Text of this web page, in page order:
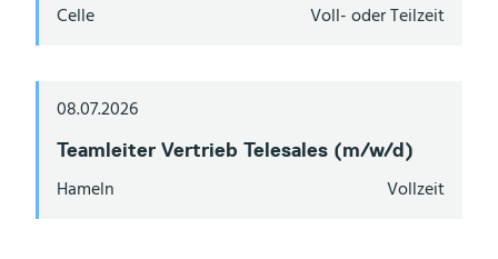
Celle Voll- oder Teilzeit
08.07.2026
Teamleiter Vertrieb Telesales (m/w/d)
Hameln Vollzeit